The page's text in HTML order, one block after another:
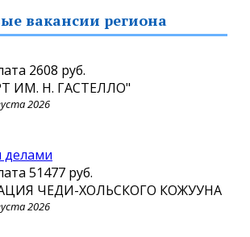
вакансии региона
2608 руб.
ИМ. Н. ГАСТЕЛЛО"
2026
делами
51477 руб.
ЧЕДИ-ХОЛЬСКОГО КОЖУУНА
2026